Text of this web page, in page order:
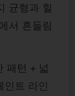
균형과 힐
서 흔들림
패턴 + 넓
인트 라인